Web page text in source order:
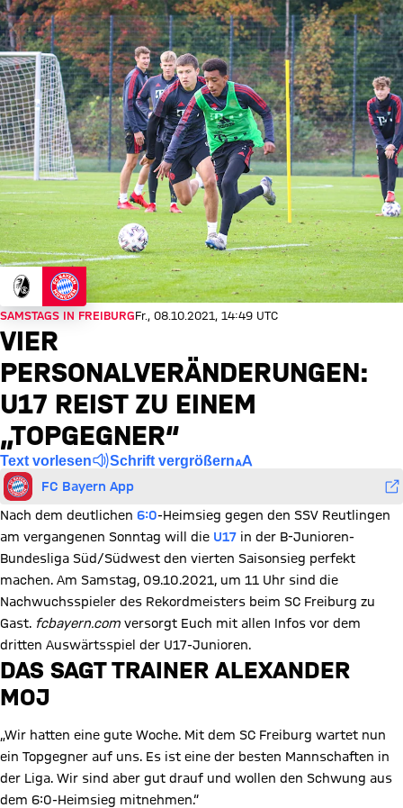
SAMSTAGS IN FREIBURGFr., 08.10.2021, 14:49 UTC
VIER
PERSONALVERÄNDERUNGEN:
U17 REIST ZU EINEM
„TOPGEGNER“
Text vorlesen Schrift vergrößern
FC Bayern App
Nach dem deutlichen 6:0-Heimsieg gegen den SSV Reutlingen
am vergangenen Sonntag will die U17 in der B-Junioren-
Bundesliga Süd/Südwest den vierten Saisonsieg perfekt
machen. Am Samstag, 09.10.2021, um 11 Uhr sind die
Nachwuchsspieler des Rekordmeisters beim SC Freiburg zu
Gast. fcbayern.com versorgt Euch mit allen Infos vor dem
dritten Auswärtsspiel der U17-Junioren.
DAS SAGT TRAINER ALEXANDER
MOJ
„Wir hatten eine gute Woche. Mit dem SC Freiburg wartet nun
ein Topgegner auf uns. Es ist eine der besten Mannschaften in
der Liga. Wir sind aber gut drauf und wollen den Schwung aus
dem 6:0-Heimsieg mitnehmen.“